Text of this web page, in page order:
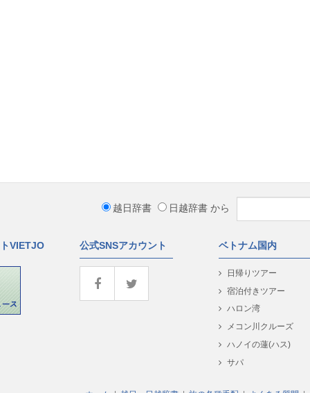
越日辞書 日越辞書 から
VIETJO 公式SNSアカウント ベトナム国内
日帰りツアー
宿泊付きツアー
ハロン湾
メコン川クルーズ
ハノイの蓮(ハス)
サパ